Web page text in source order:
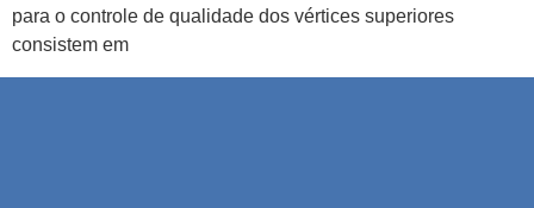
para o controle de qualidade dos vértices superiores
consistem em